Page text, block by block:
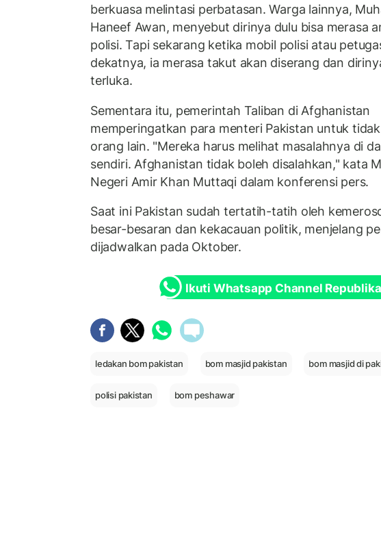
berkuasa melintasi perbatasan. Warga lainnya,
Haneef Awan, menyebut dirinya dulu bisa merasa
polisi. Tapi sekarang ketika mobil polisi atau
dekatnya, ia merasa takut akan diserang dan
terluka.
Sementara itu, pemerintah Taliban di Afghanistan
memperingatkan para menteri Pakistan untuk
orang lain. "Mereka harus melihat masalahnya di
sendiri. Afghanistan tidak boleh disalahkan," kata
Negeri Amir Khan Muttaqi dalam konferensi pers.
Saat ini Pakistan sudah tertatih-tatih oleh
besar-besaran dan kekacauan politik, menjelang
dijadwalkan pada Oktober.
Ikuti Whatsapp Channel Republika
ledakan bom pakistan bom masjid pakistan bom masjid di
polisi pakistan bom peshawar